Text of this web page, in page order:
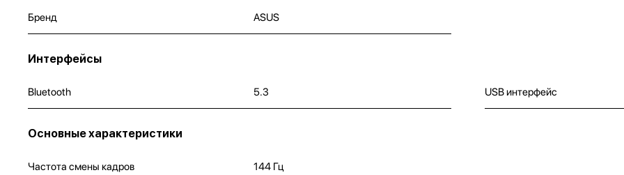
Бренд ASUS
Интерфейсы
Bluetooth 5.3 USB интерфейс
Основные характеристики
Частота смены кадров 144 Гц